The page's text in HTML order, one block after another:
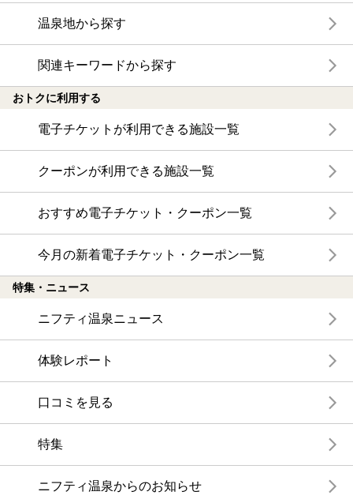
温泉地から探す
関連キーワードから探す
おトクに利用する
電子チケットが利用できる施設一覧
クーポンが利用できる施設一覧
おすすめ電子チケット・クーポン一覧
今月の新着電子チケット・クーポン一覧
特集・ニュース
ニフティ温泉ニュース
体験レポート
口コミを見る
特集
ニフティ温泉からのお知らせ